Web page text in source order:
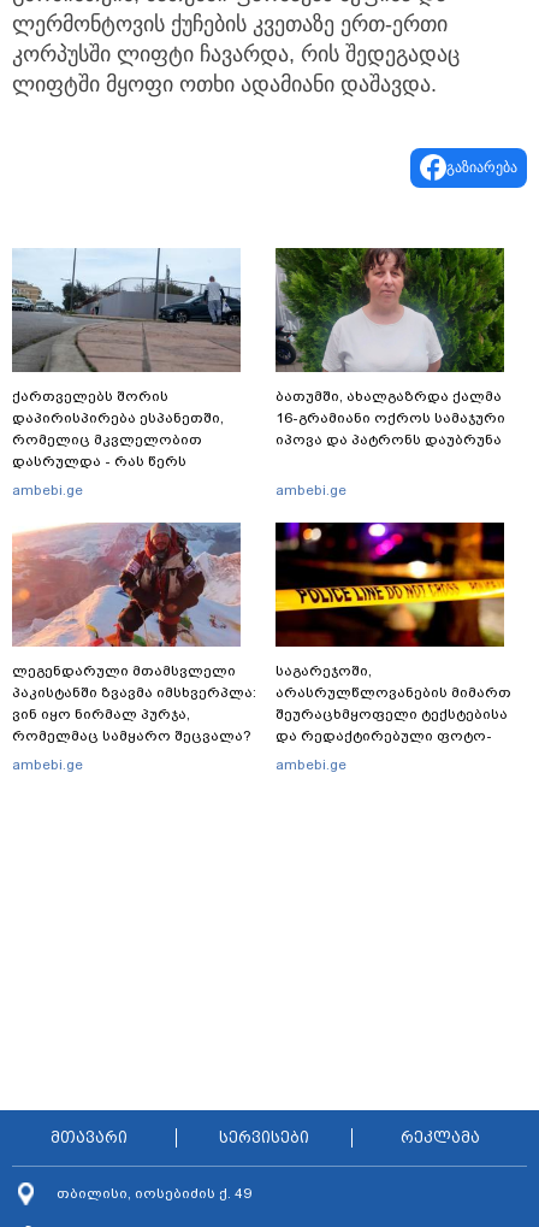
ლერმონტოვის ქუჩების კვეთაზე ერთ-ერთი
კორპუსში ლიფტი ჩავარდა, რის შედეგადაც
ლიფტში მყოფი ოთხი ადამიანი დაშავდა.
გაზიარება
ქართველებს შორის
დაპირისპირება ესპანეთში,
რომელიც მკვლელობით
დასრულდა - რას წერს
საერთაშორისო მედია: "მანქანა
და რაინდის"
ambebi.ge
ლეგენდარული მთამსვლელი
პაკისტანში ზვავმა იმსხვერპლა:
ვინ იყო ნირმალ პურჯა,
რომელმაც სამყარო შეცვალა?
ambebi.ge
ბათუმში, ახალგაზრდა ქალმა
16-გრამიანი ოქროს სამაჯური
იპოვა და პატრონს დაუბრუნა
ambebi.ge
საგარეჯოში,
არასრულწლოვანების მიმართ
შეურაცხმყოფელი ტექსტებისა
და რედაქტირებული ფოტო-
ვიდეომასალის გავრცელების
ambebi.ge
მთავარი სერვისები რეკლამა
თბილისი, იოსებიძის ქ. 49